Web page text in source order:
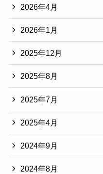
2026年4月
2026年1月
2025年12月
2025年8月
2025年7月
2025年4月
2024年9月
2024年8月